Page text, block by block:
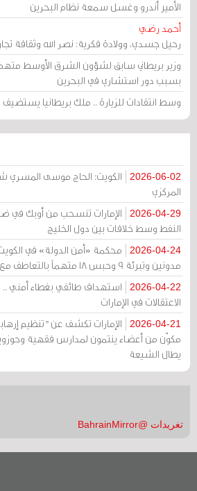
الأمير أندرو وغسل سمعة نظام البحرين
أحمد رضي
رحيل جسدي، وولادة فكرية: نصر الله وثقافة
وزير بريطاني سابق لشؤون الشرق الأوسط
بسبب دور استشاري في البحرين
وسط انتقادات للزيارة .. ملك بريطانيا
2026-06-02
الكويت: الحاج موسى المسري
المركزي
2026-04-29
الإمارات تنسحب من أوبك في
النفط وسط خلافات بين دول الخليج
2026-04-24
مدونين وتبرئة 9 وحبس 18 متهماً بالتعاطف مع إيران
2026-04-22
استهداف طائفي بغطاء أمني ..
الاعتقالات في الإمارات
2026-04-21
الإمارات تكشف عن "تنظيم
مكوّن من أعضاء ينتمون لمدارس فقهية
يطال الشيعة
تغريدات @BahrainMirror